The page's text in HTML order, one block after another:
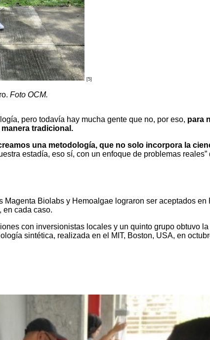
[5]
Foto OCM.
pero todavía hay mucha gente que no, por eso, para
tradicional.
una metodología, que no solo incorpora la
estadía, eso sí, con un enfoque de problemas
Biolabs y Hemoalgae lograron ser aceptados
en cada caso.
con inversionistas locales y un quinto grupo obtuvo
sintética, realizada en el MIT, Boston, USA, en